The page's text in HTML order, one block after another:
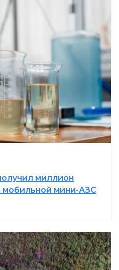
миллион
мобильной мини-АЗС